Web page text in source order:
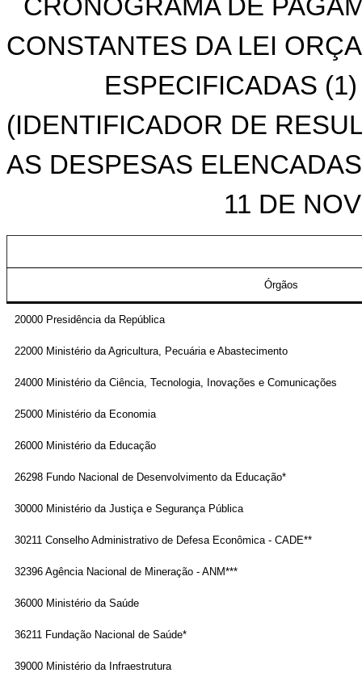
CRONOGRAMA DE
CONSTANTES DA LEI
ESPECIFICADAS
(IDENTIFICADOR DE
AS DESPESAS
11 DE
Órgãos
20000 Presidência da República
22000 Ministério da Agricultura, Pecuária e Abastecimento
24000 Ministério da Ciência, Tecnologia, Inovações e Comunicações
25000 Ministério da Economia
26000 Ministério da Educação
26298 Fundo Nacional de Desenvolvimento da Educação*
30000 Ministério da Justiça e Segurança Pública
30211 Conselho Administrativo de Defesa Econômica - CADE**
32396 Agência Nacional de Mineração - ANM***
36000 Ministério da Saúde
36211 Fundação Nacional de Saúde*
39000 Ministério da Infraestrutura